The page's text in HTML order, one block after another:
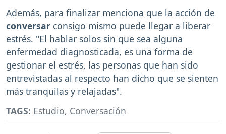
Además, para finalizar menciona que la acción de
conversar consigo mismo puede llegar a liberar
estrés. "El hablar solos sin que sea alguna
enfermedad diagnosticada, es una forma de
gestionar el estrés, las personas que han sido
entrevistadas al respecto han dicho que se sienten
más tranquilas y relajadas".
TAGS: Estudio, Conversación